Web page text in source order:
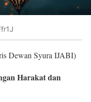
Dewan Syura IJABI)
Harakat dan